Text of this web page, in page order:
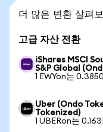
더 많은 변환 살펴
고급 자산 전환
iShares MSCI
S&P Global
1 EWYon는
Uber (Ondo
Tokenized)
1 UBERon는